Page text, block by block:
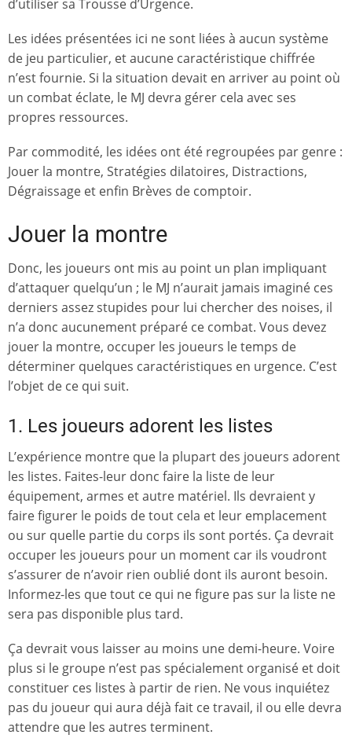
d’utiliser sa Trousse d’Urgence.
Les idées présentées ici ne sont liées à aucun système
de jeu particulier, et aucune caractéristique chiffrée
n’est fournie. Si la situation devait en arriver au point où
un combat éclate, le MJ devra gérer cela avec ses
propres ressources.
Par commodité, les idées ont été regroupées par genre :
Jouer la montre, Stratégies dilatoires, Distractions,
Dégraissage et enfin Brèves de comptoir.
Jouer la montre
Donc, les joueurs ont mis au point un plan impliquant
d’attaquer quelqu’un ; le MJ n’aurait jamais imaginé ces
derniers assez stupides pour lui chercher des noises, il
n’a donc aucunement préparé ce combat. Vous devez
jouer la montre, occuper les joueurs le temps de
déterminer quelques caractéristiques en urgence. C’est
l’objet de ce qui suit.
1. Les joueurs adorent les listes
L’expérience montre que la plupart des joueurs adorent
les listes. Faites-leur donc faire la liste de leur
équipement, armes et autre matériel. Ils devraient y
faire figurer le poids de tout cela et leur emplacement
ou sur quelle partie du corps ils sont portés. Ça devrait
occuper les joueurs pour un moment car ils voudront
s’assurer de n’avoir rien oublié dont ils auront besoin.
Informez-les que tout ce qui ne figure pas sur la liste ne
sera pas disponible plus tard.
Ça devrait vous laisser au moins une demi-heure. Voire
plus si le groupe n’est pas spécialement organisé et doit
constituer ces listes à partir de rien. Ne vous inquiétez
pas du joueur qui aura déjà fait ce travail, il ou elle devra
attendre que les autres terminent.